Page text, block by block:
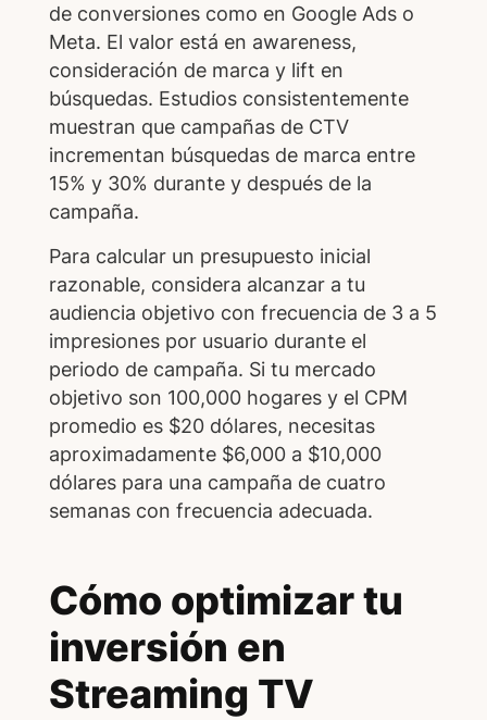
de conversiones como en Google Ads o
Meta. El valor está en awareness,
consideración de marca y lift en
búsquedas. Estudios consistentemente
muestran que campañas de CTV
incrementan búsquedas de marca entre
15% y 30% durante y después de la
campaña.
Para calcular un presupuesto inicial
razonable, considera alcanzar a tu
audiencia objetivo con frecuencia de 3 a 5
impresiones por usuario durante el
periodo de campaña. Si tu mercado
objetivo son 100,000 hogares y el CPM
promedio es $20 dólares, necesitas
aproximadamente $6,000 a $10,000
dólares para una campaña de cuatro
semanas con frecuencia adecuada.
Cómo optimizar tu
inversión en
Streaming TV